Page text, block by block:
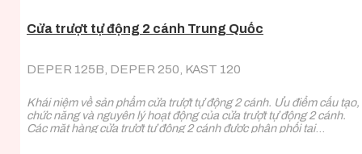
Cửa trượt tự động 2 cánh Trung Quốc
DEPER 125B, DEPER 250, KAST 120
Khái niệm về sản phẩm cửa trượt tự động 2 cánh. Ưu điểm cấu tạo,
chức năng và nguyên lý hoạt động của cửa trượt tự động 2 cánh.
Các mặt hàng cửa trượt tự động 2 cánh được phân phối tại